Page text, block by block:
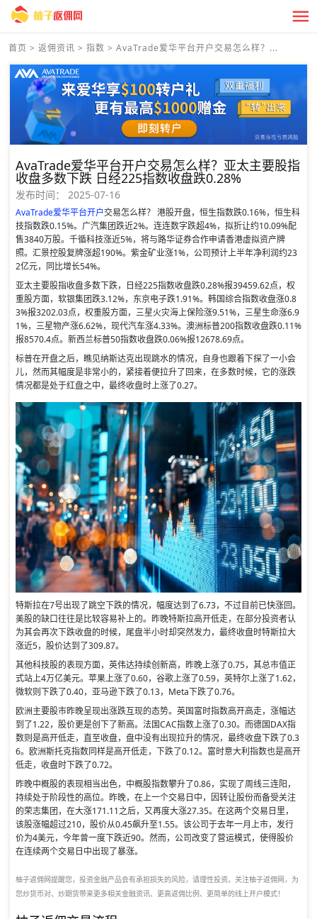
首页 > 返佣资讯 > 指数 > AvaTrade爱华平台开户交易怎么样？...
AvaTrade爱华平台开户交易怎么样？亚太主要股指
收盘多数下跌 日经225指数收盘跌0.28%
发布时间： 2025-07-16
AvaTrade爱华平台开户交易怎么样？ 港股开盘，恒生指数跌0.16%，恒生科
技指数跌0.15%。广汽集团跌近2%。连连数字跌超4%，拟折让约10.09%配
售3840万股。千循科技涨近5%，将与路华证券合作申请香港虚拟资产牌
照。汇景控股复牌涨超190%。紫金矿业涨1%，公司预计上半年净利润约23
2亿元，同比增长54%。
亚太主要股指收盘多数下跌，日经225指数收盘跌0.28%报39459.62点，权
重股方面，软银集团跌3.12%，东京电子跌1.91%。韩国综合指数收盘涨0.8
3%报3202.03点，权重股方面，三星火灾海上保险涨9.51%，三星生命涨6.9
1%，三星物产涨6.62%，现代汽车涨4.33%。澳洲标普200指数收盘跌0.11%
报8570.4点。新西兰标普50指数收盘跌0.06%报12678.69点。
标普在开盘之后，瞧见纳斯达克出现跳水的情况，自身也跟着下探了一小会
儿，然而其幅度是非常小的，紧接着便拉升了回来，在多数时候，它的涨跌
情况都是处于红盘之中，最终收盘时上涨了0.27。
特斯拉在7号出现了跳空下跌的情况，幅度达到了6.73，不过目前已快涨回。
美股的缺口往往是比较容易补上的。昨晚特斯拉高开低走，在部分投资者认
为其会再次下跌收盘的时候，尾盘半小时却突然发力，最终收盘时特斯拉大
涨近5，股价达到了309.87。
其他科技股的表现方面，英伟达持续创新高，昨晚上涨了0.75，其总市值正
式站上4万亿美元。苹果上涨了0.60，谷歌上涨了0.59，英特尔上涨了1.62，
微软则下跌了0.40，亚马逊下跌了0.13，Meta下跌了0.76。
欧洲主要股市昨晚呈现出涨跌互现的态势。英国富时指数高开高走，涨幅达
到了1.22，股价更是创下了新高。法国CAC指数上涨了0.30。而德国DAX指
数则是高开低走，直至收盘，盘中没有出现拉升的情况，最终收盘下跌了0.3
6。欧洲斯托克指数同样是高开低走，下跌了0.12。富时意大利指数也是高开
低走，收盘时下跌了0.72。
昨晚中概股的表现相当出色，中概股指数攀升了0.86，实现了周线三连阳，
持续处于阶段性的高位。昨晚，在上一个交易日中，因转让股份而备受关注
的荣志集团，在大涨171.11之后，又再度大涨27.35。在这两个交易日里，
该股涨幅超过210，股价从0.45飙升至1.55。该公司于去年一月上市，发行
价为4美元，今年曾一度下跌近90。然而，公司改变了营运模式，使得股价
在连续两个交易日中出现了暴涨。
柚子返佣网提醒您，投资金融产品会有承担损失的风险，请理性投资。关注柚子返佣网，为
您炒货币对、炒期货带来更多相关金融资讯、更高返佣比例、更简单的线上开户模式！